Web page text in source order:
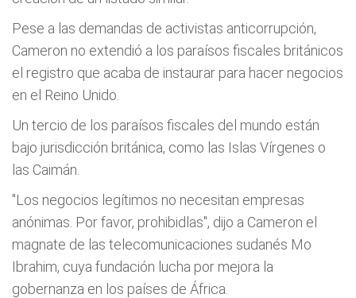
Pese a las demandas de activistas anticorrupción,
Cameron no extendió a los paraísos fiscales británicos
el registro que acaba de instaurar para hacer negocios
en el Reino Unido.
Un tercio de los paraísos fiscales del mundo están
bajo jurisdicción británica, como las Islas Vírgenes o
las Caimán.
"Los negocios legítimos no necesitan empresas
anónimas. Por favor, prohibidlas", dijo a Cameron el
magnate de las telecomunicaciones sudanés Mo
Ibrahim, cuya fundación lucha por mejora la
gobernanza en los países de África.